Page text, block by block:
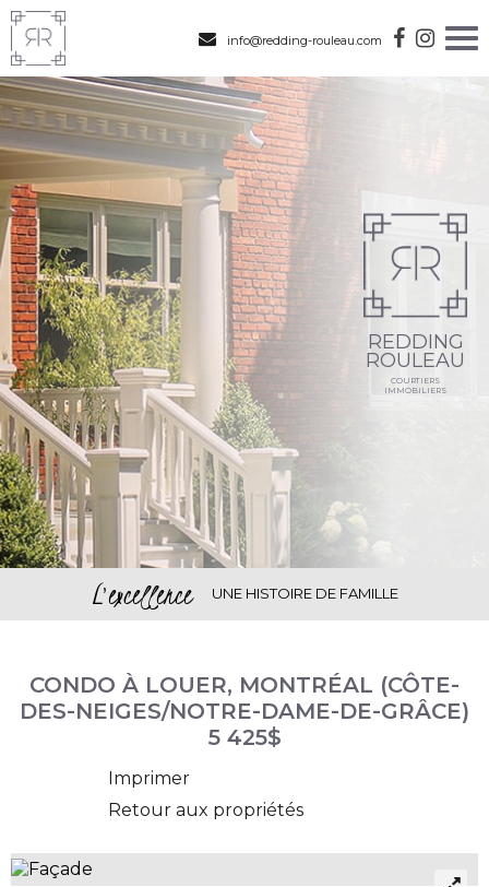
info@redding-rouleau.com
REDDING
ROULEAU
COURTIERS
IMMOBILIERS
L'excellence UNE HISTOIRE DE FAMILLE
CONDO À LOUER, MONTRÉAL (CÔTE-
DES-NEIGES/NOTRE-DAME-DE-GRÂCE)
5 425$
Imprimer
Retour aux propriétés